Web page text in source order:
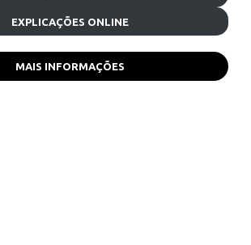
EXPLICAÇÕES ONLINE
MAIS INFORMAÇÕES